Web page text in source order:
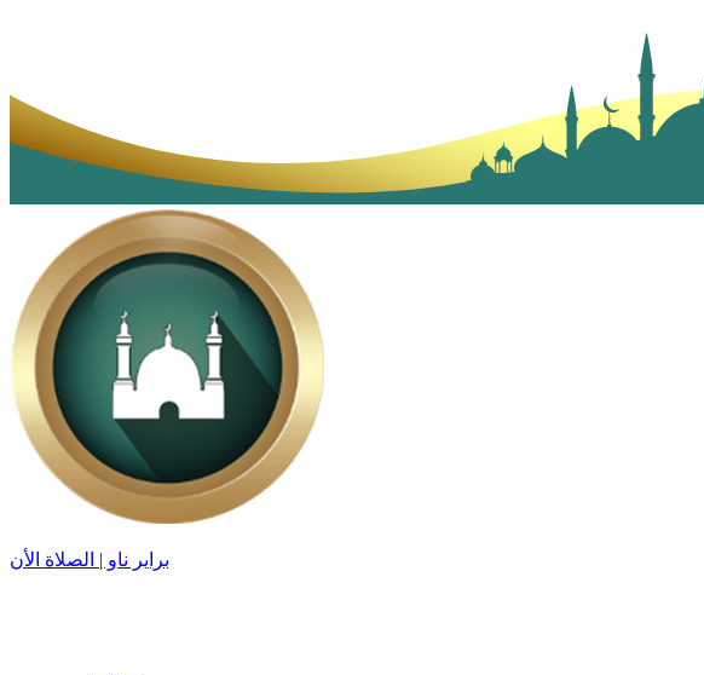
براير ناو | الصلاة الأن